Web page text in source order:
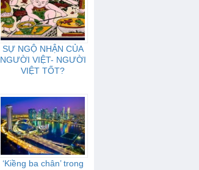
SỰ NGỘ NHẬN CỦA
NGƯỜI VIỆT- NGƯỜI
VIỆT TỐT?
‘Kiềng ba chân’ trong